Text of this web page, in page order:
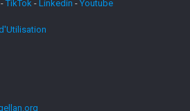
-TikTok - Linkedin - Youtube